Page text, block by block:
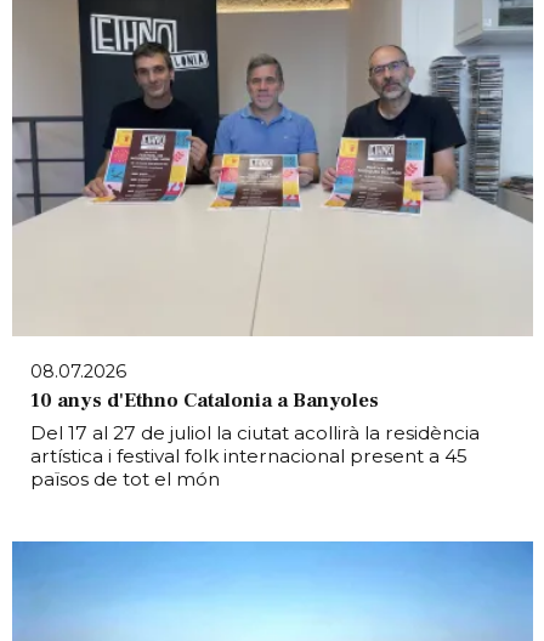
08.07.2026
10 anys d'Ethno Catalonia a Banyoles
Del 17 al 27 de juliol la ciutat acollirà la residència
artística i festival folk internacional present a 45
països de tot el món